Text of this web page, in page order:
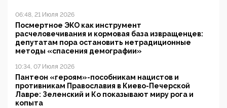
06:48, 21 Июля 2026
Посмертное ЭКО как инструмент
расчеловечивания и кормовая база извращенцев:
депутатам пора остановить нетрадиционные
методы «спасения демографии»
10:34, 07 Июля 2026
Пантеон «героям»-пособникам нацистов и
противникам Православия в Киево-Печерской
Лавре: Зеленский и Ко показывают миру рога и
копыта